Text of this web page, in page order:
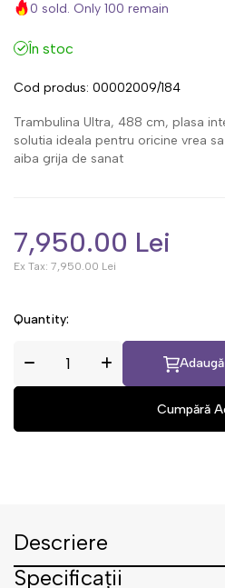
0 sold. Only 100 remain
În stoc
Cod produs: 00002009/184
Trambulina Ultra, 488 cm, plasa
solutia ideala pentru oricine vrea
aiba grija de sanat
7,950.00 Lei
Ex Tax: 7,950.00 Lei
Quantity:
Descriere
Specificații